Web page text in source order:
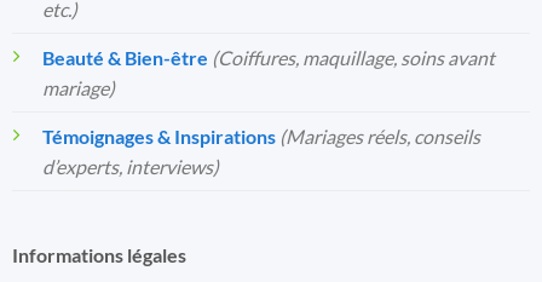
etc.)
Beauté & Bien-être (Coiffures, maquillage, soins avant
mariage)
Témoignages & Inspirations (Mariages réels, conseils
d’experts, interviews)
Informations légales